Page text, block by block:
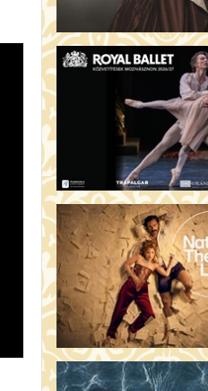
20:00 Törőcsik Mari terem
AZ IDEGEN (16)